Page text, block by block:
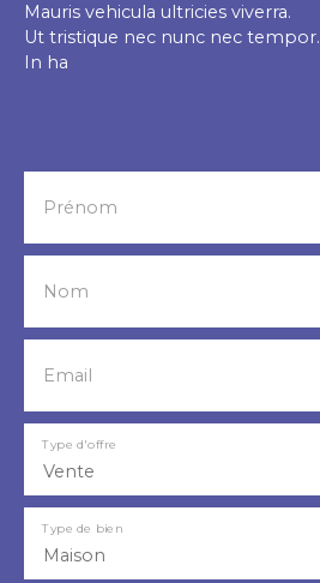
Mauris vehicula ultricies viverra.
Ut tristique nec nunc nec tempor.
In ha
Prénom
Nom
Email
Vente
Type d'offre
Maison
Type de bien